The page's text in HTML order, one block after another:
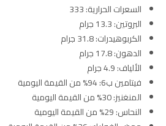
السعرات الحرارية: 333
البروتين: 13.3 جرام
الكربوهيدرات: 31.8 جرام
الدهون: 17.8 جرام
الألياف: 4.9 جرام
فيتامين ب6: 94% من القيمة اليومية
المنغنيز: 30% من القيمة اليومية
النحاس: 29% من القيمة اليومية